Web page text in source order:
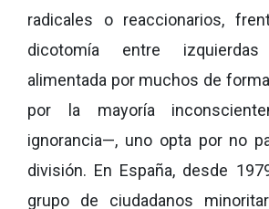
radicales o reaccionarios,
dicotomía entre
alimentada por muchos de
por la mayoría
ignorancia—, uno opta por no
división. En España, desde
grupo de ciudadanos